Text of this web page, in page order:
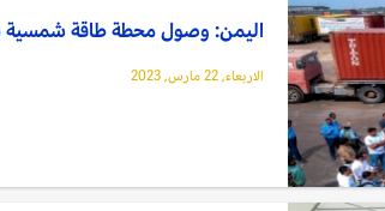
اليمن: وصول محطة طاقة شمسية بقدرة 120 ميجا الى ميناء
الاربعاء, 22 مارس, 2023